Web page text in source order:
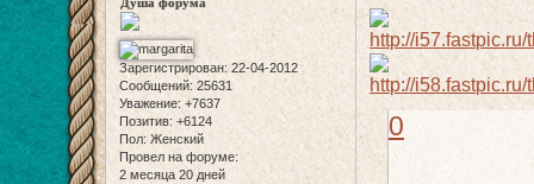
Зарегистрирован: 22-04-2012
Сообщений: 25631
Уважение: +7637
Позитив: +6124
Пол: Женский
Провел на форуме:
2 месяца 20 дней
0